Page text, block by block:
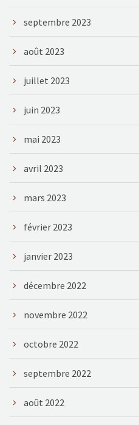
septembre 2023
août 2023
juillet 2023
juin 2023
mai 2023
avril 2023
mars 2023
février 2023
janvier 2023
décembre 2022
novembre 2022
octobre 2022
septembre 2022
août 2022